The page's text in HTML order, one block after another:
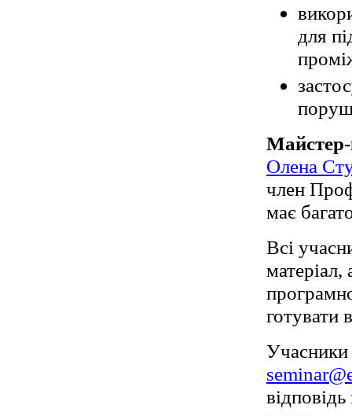
для
Олена
член
має
Всі
готувати
Учасники